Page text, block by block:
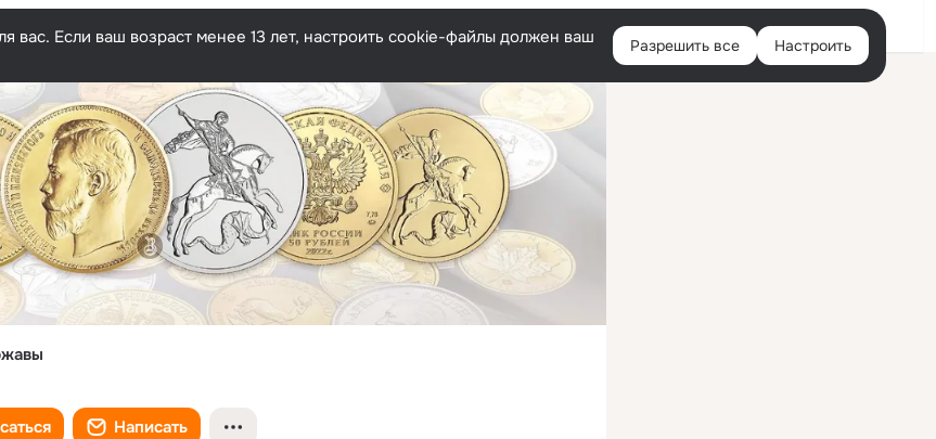
Войти
Если ваш возраст менее 13 лет, настроить cookie-файлы должен ваш
Разрешить все Настроить
Написать